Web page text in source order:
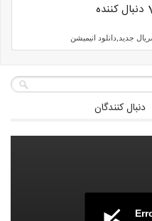
دنبال کننده
جدید,دانلود انیمیشن
دنبال کنندگان